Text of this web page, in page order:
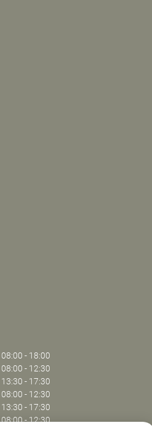
08:00 - 18:00
08:00 - 12:30
13:30 - 17:30
08:00 - 12:30
13:30 - 17:30
08:00 - 12:30